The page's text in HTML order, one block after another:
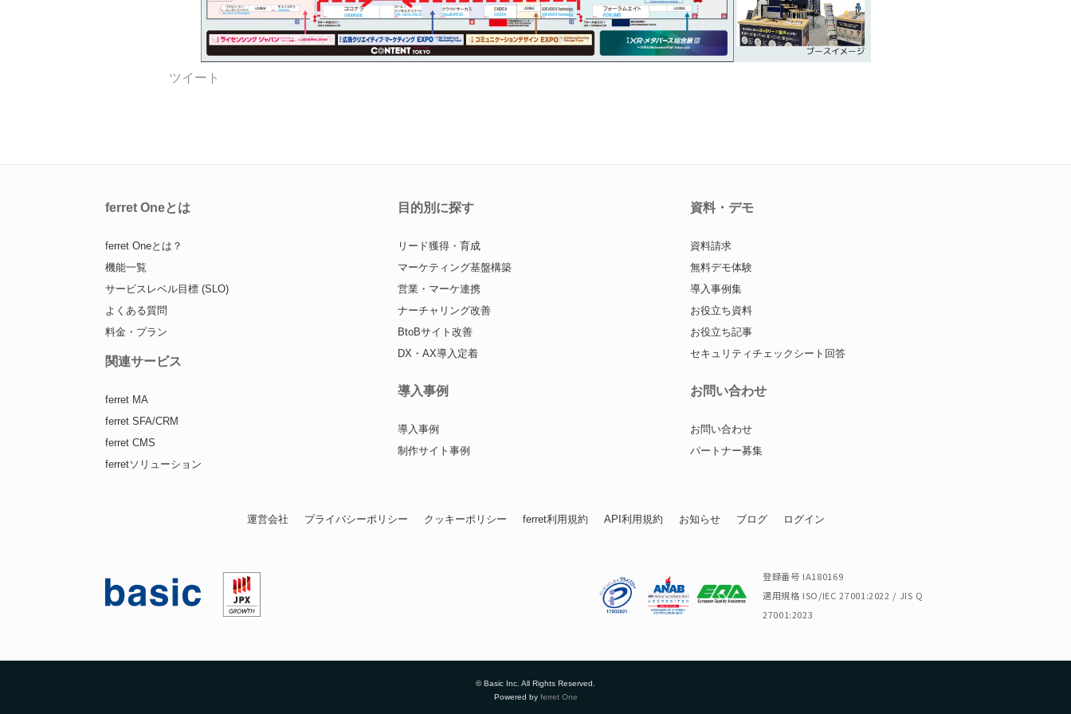
ツイート
ferret Oneとは
ferret Oneとは？
機能一覧
サービスレベル目標 (SLO)
よくある質問
料金・プラン
関連サービス
ferret MA
ferret SFA/CRM
ferret CMS
ferretソリューション
目的別に探す
リード獲得・育成
マーケティング基盤構築
営業・マーケ連携
ナーチャリング改善
BtoBサイト改善
DX・AX導入定着
導入事例
導入事例
制作サイト事例
資料・デモ
資料請求
無料デモ体験
導入事例集
お役立ち資料
お役立ち記事
セキュリティチェックシート回答
お問い合わせ
お問い合わせ
パートナー募集
運営会社 プライバシーポリシー クッキーポリシー ferret利用規約 API利用規約 お知らせ ブログ ログイン
登録番号 IA180169
適用規格 ISO/IEC 27001:2022 / JIS Q
27001:2023
© Basic Inc. All Rights Reserved.
Powered by ferret One